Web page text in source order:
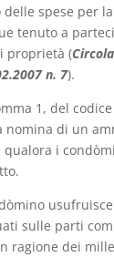
spese per
tenuto a
proprietà (
n. 7).
1, del
nomina di un
qualora i
sulle parti
ragione dei